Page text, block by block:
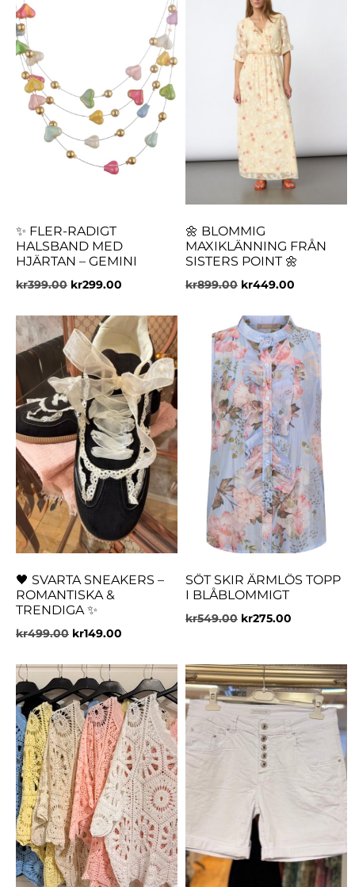
✨ FLER-RADIGT
HALSBAND MED
HJÄRTAN – GEMINI
kr399.00 kr299.00
🌼 BLOMMIG
MAXIKLÄNNING FRÅN
SISTERS POINT 🌼
kr899.00 kr449.00
🖤 SVARTA SNEAKERS –
ROMANTISKA &
TRENDIGA ✨
kr499.00 kr149.00
SÖT SKIR ÄRMLÖS TOPP
I BLÅBLOMMIGT
kr549.00 kr275.00